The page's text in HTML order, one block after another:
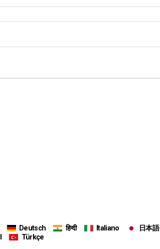
Deutsch हिन्दी Italiano 日本語
Türkçe